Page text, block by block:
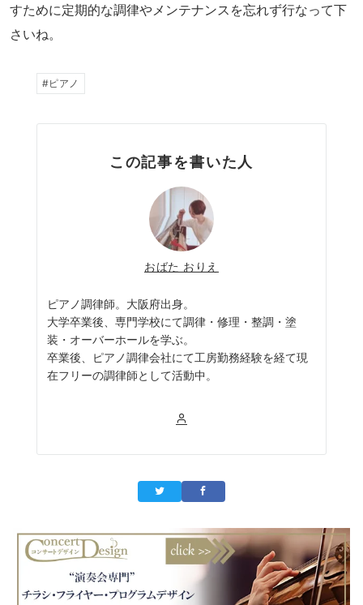
すために定期的な調律やメンテナンスを忘れず行なって下
さいね。
ピアノ
この記事を書いた人
おばた おりえ
ピアノ調律師。大阪府出身。
大学卒業後、専門学校にて調律・修理・整調・塗
装・オーバーホールを学ぶ。
卒業後、ピアノ調律会社にて工房勤務経験を経て現
在フリーの調律師として活動中。